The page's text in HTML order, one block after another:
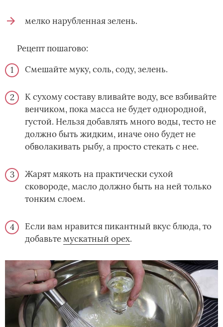
мелко нарубленная зелень.
Рецепт пошагово:
Смешайте муку, соль, соду, зелень.
К сухому составу вливайте воду, все взбивайте
венчиком, пока масса не будет однородной,
густой. Нельзя добавлять много воды, тесто не
должно быть жидким, иначе оно будет не
обволакивать рыбу, а просто стекать с нее.
Жарят мякоть на практически сухой
сковороде, масло должно быть на ней только
тонким слоем.
Если вам нравится пикантный вкус блюда, то
добавьтемускатный орех.